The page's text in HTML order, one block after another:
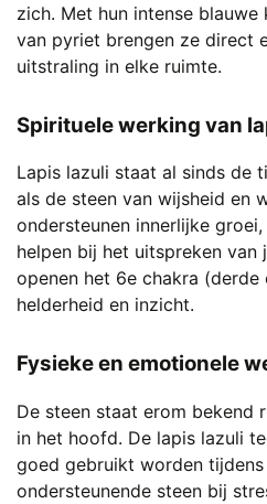
zich. Met hun intense
van pyriet brengen ze direct
uitstraling in elke ruimte.
Spirituele werking van
Lapis lazuli staat al sinds de
als de steen van wijsheid en
ondersteunen innerlijke
helpen bij het uitspreken van
openen het 6e chakra
helderheid en inzicht.
Fysieke en emotionele
De steen staat erom bekend
in het hoofd. De lapis lazuli
goed gebruikt worden
ondersteunende steen bij